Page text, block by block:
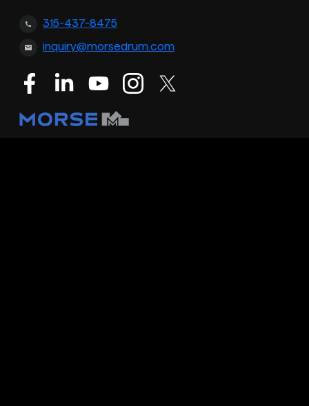
315-437-8475
inquiry@morsedrum.com